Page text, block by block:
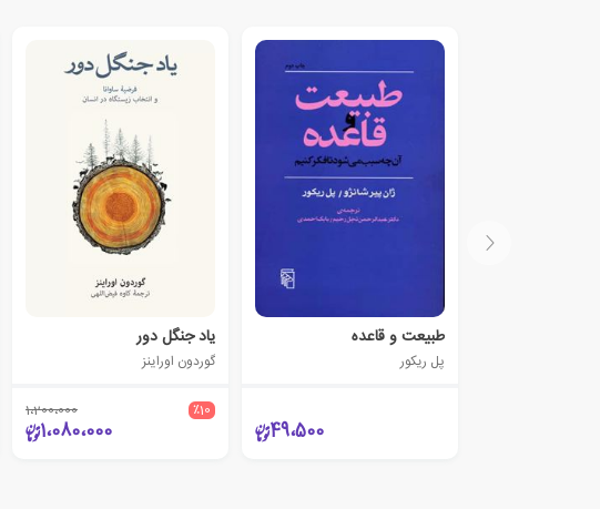
طبیعت و قاعده
پل ریکور
49،500
یاد جنگل دور
گوردون اوراینز
٪10 1،200،000
1،080،000